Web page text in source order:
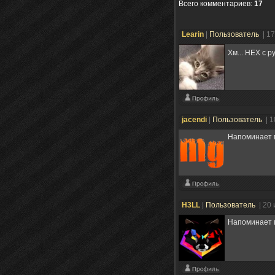
Всего комментариев: 17
Learin Пользователь |
Хм... НЕХ с
jacendi Пользователь
|
Напоминает
H3LL Пользователь
|
Напоминает